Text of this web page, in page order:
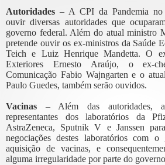
Autoridades – A CPI da Pandemia no
ouvir diversas autoridades que
governo federal. Além do atual ministro
pretende ouvir os ex-ministros da Saúde
Teich e Luiz Henrique Mandetta. O
Exteriores Ernesto Araújo, o ex-
Comunicação Fabio Wajngarten e o
Paulo Guedes, também serão ouvidos.
Vacinas – Além das autoridades,
representantes dos laboratórios da
AstraZeneca, Sputnik V e Janssen
negociações destes laboratórios com
aquisição de vacinas, e
alguma irregularidade por parte do